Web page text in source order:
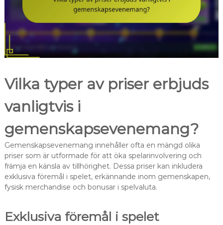
Vilka typer av priser erbjuds
vanligtvis i
gemenskapsevenemang?
Gemenskapsevenemang innehåller ofta en mängd olika
priser som är utformade för att öka spelarinvolvering och
främja en känsla av tillhörighet. Dessa priser kan inkludera
exklusiva föremål i spelet, erkännande inom gemenskapen,
fysisk merchandise och bonusar i spelvaluta.
Exklusiva föremål i spelet